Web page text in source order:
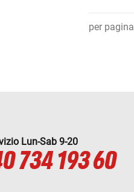
per pagina
Lun-Sab 9-20
734 193 60